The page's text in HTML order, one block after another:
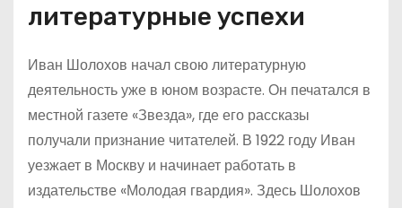
литературные успехи
Иван Шолохов начал свою литературную
деятельность уже в юном возрасте. Он печатался в
местной газете «Звезда», где его рассказы
получали признание читателей. В 1922 году Иван
уезжает в Москву и начинает работать в
издательстве «Молодая гвардия». Здесь Шолохов